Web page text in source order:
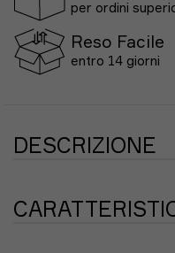
per ordini
Reso Facile
entro 14 giorni
DESCRIZIONE
4. Energyrods 2.0 e
per offrire propulsione